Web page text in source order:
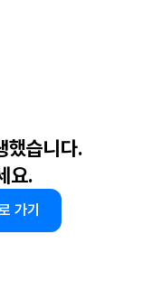
했습니다.
요.
가기